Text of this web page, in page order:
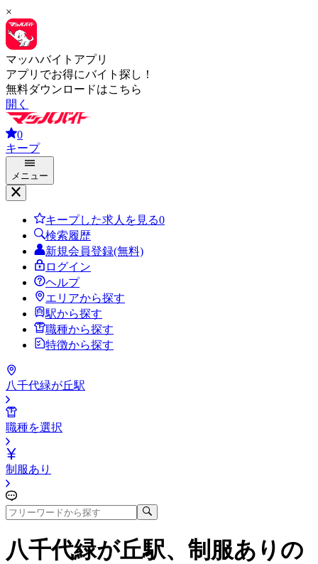
×
マッハバイトアプリ
アプリでお得にバイト探し！
無料ダウンロードはこちら
開く
0
キープ
メニュー
キープした求人を見る0
検索履歴
新規会員登録(無料)
ログイン
ヘルプ
エリアから探す
駅から探す
職種から探す
特徴から探す
八千代緑が丘駅
職種を選択
制服あり
八千代緑が丘駅、制服あり の